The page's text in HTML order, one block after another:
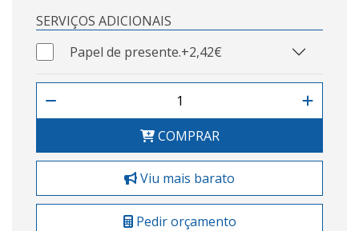
SERVIÇOS ADICIONAIS
Papel de presente.+2,42€
COMPRAR
Viu mais barato
Pedir orçamento